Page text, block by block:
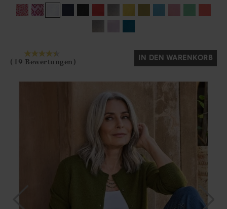
Ja Nein
(19 Bewertungen) IN DEN WARENKORB